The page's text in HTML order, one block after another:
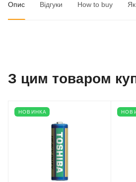
Опис Відгуки How to buy
З цим товаром
НОВИНКА